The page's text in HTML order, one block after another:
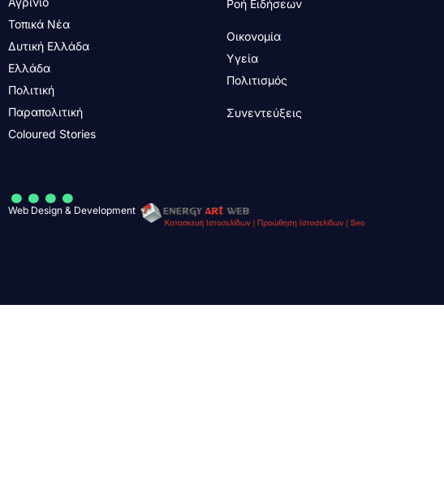
Τοπικά Νέα
Δυτική Ελλάδα
Ελλάδα
Πολιτική
Παραπολιτική
Coloured Stories
Ροή Ειδήσεων
Οικονομία
Υγεία
Πολιτισμός
Συνεντεύξεις
....
Web Design & Development